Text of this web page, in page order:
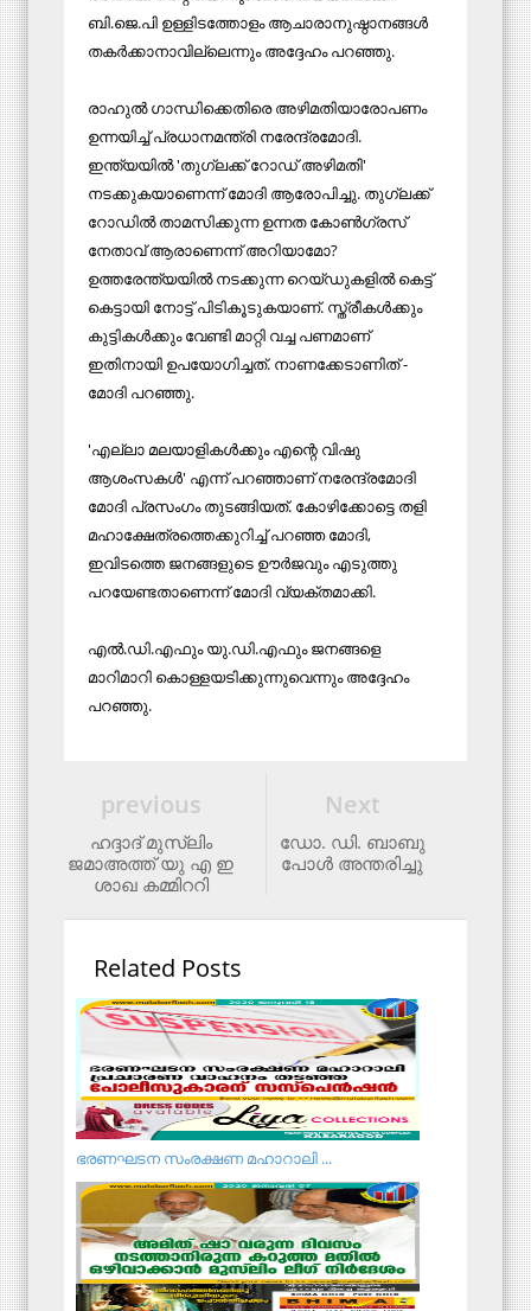
ബി.ജെ.പി ഉള്ളിടത്തോളം ആചാരാനുഷ്ഠാനങ്ങൾ
തകർക്കാനാവില്ലെന്നും അദ്ദേഹം പറഞ്ഞു.
രാഹുൽ ഗാന്ധിക്കെതിരെ അഴിമതിയാരോപണം
ഉന്നയിച്ച് പ്രധാനമന്ത്രി നരേന്ദ്രമോദി.
ഇന്ത്യയിൽ 'തുഗ്ലക്ക് റോഡ് അഴിമതി'
നടക്കുകയാണെന്ന് മോദി ആരോപിച്ചു. തുഗ്ലക്ക്
റോഡിൽ താമസിക്കുന്ന ഉന്നത കോൺഗ്രസ്
നേതാവ് ആരാണെന്ന് അറിയാമോ?
ഉത്തരേന്ത്യയിൽ നടക്കുന്ന റെയ്‍ഡുകളിൽ കെട്ട്
കെട്ടായി നോട്ട് പിടികൂടുകയാണ്. സ്ത്രീകൾക്കും
കുട്ടികൾക്കും വേണ്ടി മാറ്റി വച്ച പണമാണ്
ഇതിനായി ഉപയോഗിച്ചത്. നാണക്കേടാണിത് -
മോദി പറഞ്ഞു.
'എല്ലാ മലയാളികൾക്കും എന്റെ വിഷു
ആശംസകൾ' എന്ന് പറഞ്ഞാണ് നരേന്ദ്രമോദി
മോദി പ്രസംഗം തുടങ്ങിയത്. കോഴിക്കോട്ടെ തളി
മഹാക്ഷേത്രത്തെക്കുറിച്ച് പറഞ്ഞ മോദി,
ഇവിടത്തെ ജനങ്ങളുടെ ഊർജവും എടുത്തു
പറയേണ്ടതാണെന്ന് മോദി വ്യക്തമാക്കി.
എൽ.ഡി.എഫും യു.ഡി.എഫും ജനങ്ങളെ
മാറിമാറി കൊള്ളയടിക്കുന്നുവെന്നും അദ്ദേഹം
പറഞ്ഞു.
Next
ഡോ. ​ഡി. ബാ​ബു
പോ​ൾ അ​ന്ത​രി​ച്ചു
previous
ഹദ്ദാദ് മുസ്ലിം
ജമാഅത്ത് യു എ ഇ
ശാഖ കമ്മിററി
Related Posts
ഭ​ര​ണ​ഘ​ട​ന സം​ര​ക്ഷ​ണ മ​ഹാ​റാ​ലി ...